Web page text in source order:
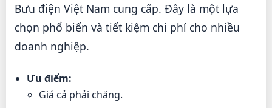
Bưu điện Việt Nam cung cấp. Đây là một lựa
chọn phổ biến và tiết kiệm chi phí cho nhiều
doanh nghiệp.
Ưu điểm:
Giá cả phải chăng.